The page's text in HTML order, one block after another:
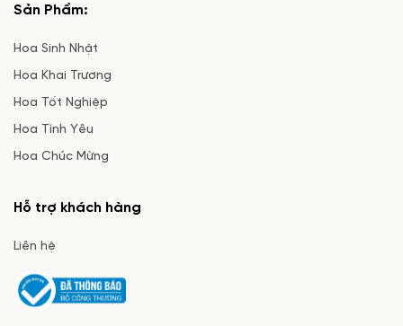
Sản Phẩm:
Hoa Sinh Nhật
Hoa Khai Trương
Hoa Tốt Nghiệp
Hoa Tình Yêu
Hoa Chúc Mừng
Hỗ trợ khách hàng
Liên hệ